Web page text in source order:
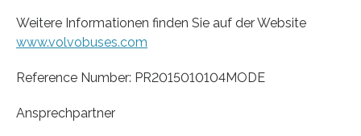
Weitere Informationen finden Sie auf der Website
www.volvobuses.com
Reference Number: PR2015010104MODE
Ansprechpartner